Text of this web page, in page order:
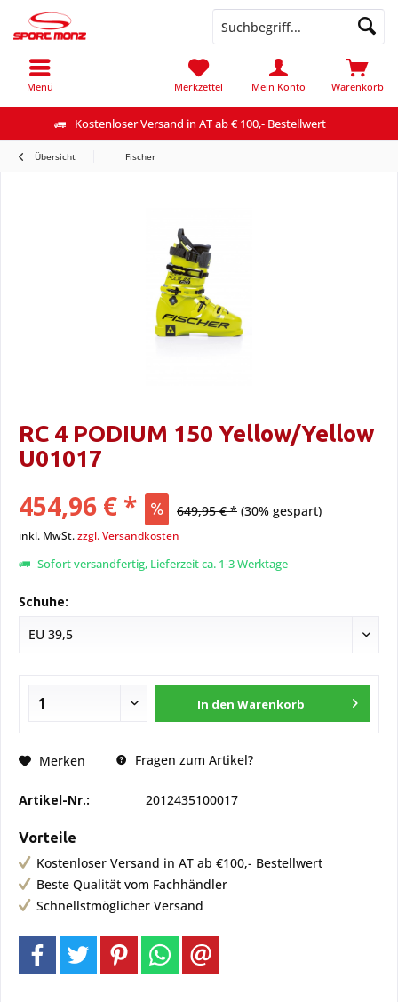
Kostenloser Versand in AT ab € 100,- Bestellwert
Menü Warenkorb
Merkzettel Mein Konto
Übersicht Fischer
RC 4 PODIUM 150 Yellow/Yellow
U01017
454,96 € * 649,95 € * (30% gespart)
inkl. MwSt.zzgl. Versandkosten
Sofort versandfertig, Lieferzeit ca. 1-3 Werktage
Schuhe:
In den Warenkorb
Merken Fragen zum Artikel?
Artikel-Nr.: 2012435100017
Vorteile
Kostenloser Versand in AT ab €100,- Bestellwert
Beste Qualität vom Fachhändler
Schnellstmöglicher Versand